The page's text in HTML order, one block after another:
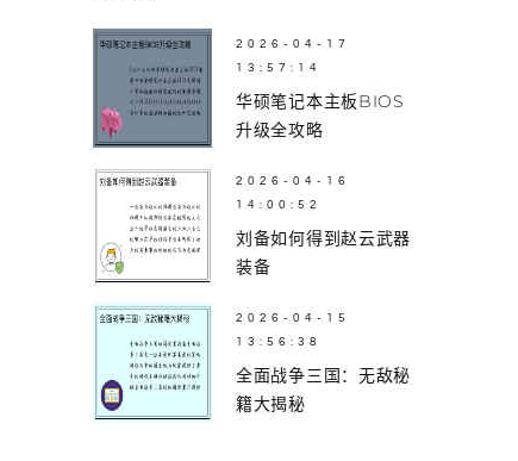
2026-04-17
13:57:14
华硕笔记本主板BIOS
升级全攻略
2026-04-16
14:00:52
刘备如何得到赵云武器
装备
2026-04-15
13:56:38
全面战争三国：无敌秘
籍大揭秘